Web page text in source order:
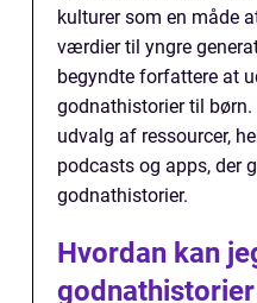
kulturer som en måde
værdier til yngre
begyndte forfattere at
godnathistorier til børn.
udvalg af ressourcer,
podcasts og apps, der
godnathistorier.
Hvordan kan